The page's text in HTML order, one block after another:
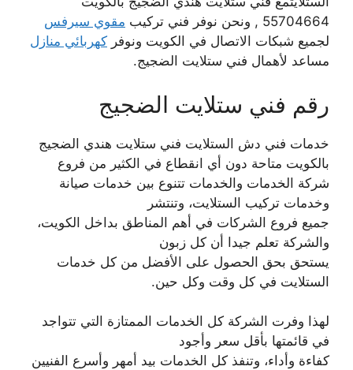
55704664 , ونحن نوفر فني تركيب
مقوي سيرفس
لجميع شبكات الاتصال في الكويت ونوفر كهربائي منازل
مساعد لأهمال فني ستلايت الضجيج.
رقم فني ستلايت الضجيج
خدمات فني دش الستلايت فني ستلايت هندي الضجيج
بالكويت متاحة دون أي انقطاع في الكثير من فروع
شركة الخدمات والخدمات تتنوع بين خدمات صيانة
وخدمات تركيب الستلايت، وتنتشر
جميع فروع الشركات في أهم المناطق بداخل الكويت،
والشركة تعلم جيدا أن كل زبون
يستحق بحق الحصول على الأفضل من كل خدمات
الستلايت في كل وقت وكل حين.
لهذا وفرت الشركة كل الخدمات الممتازة التي تتواجد
في قائمتها بأقل سعر وأجود
كفاءة وأداء، وتنفذ كل الخدمات بيد أمهر وأسرع الفنيين